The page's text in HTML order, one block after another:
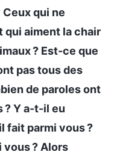
qui ne
qui aiment la chair
? Est-ce que
pas tous des
de paroles ont
? Y a-t-il eu
fait parmi vous ?
vous ? Alors